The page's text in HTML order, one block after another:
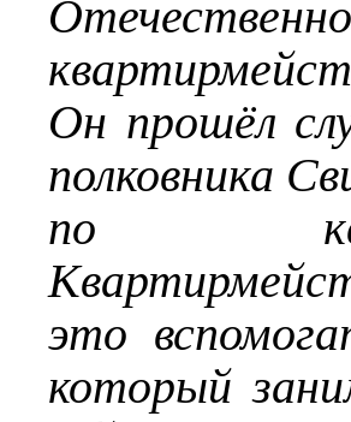
Он прошёл
полковника
по
это
который